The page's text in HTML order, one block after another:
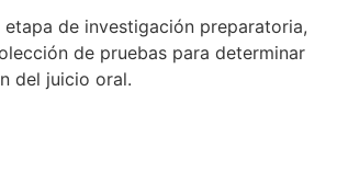
de investigación preparatoria,
de pruebas para determinar
del juicio oral.